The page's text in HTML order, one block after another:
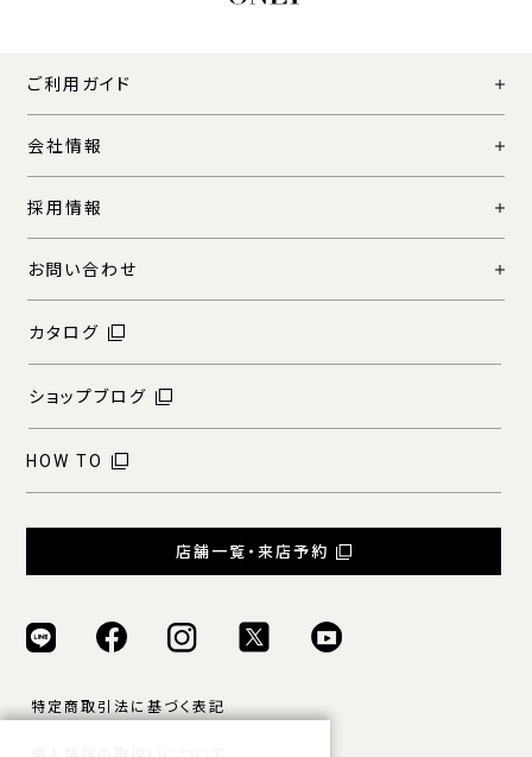
ご利用ガイド
会社情報
採用情報
お問い合わせ
カタログ
ショップブログ
HOW TO
店舗一覧・来店予約
特定商取引法に基づく表記